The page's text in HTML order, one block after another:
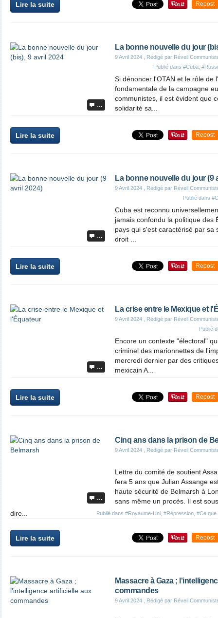
Lire la suite Repost
…
La bonne nouvelle du jour
9 Avril 2024 , Rédigé par Réveil
Publié dans #Cuba
Si dénoncer l'OTAN et le rôle de
fondamentale de la campagne
communistes, il est évident que
solidarité sa...
Lire la suite Repost
…
La bonne nouvelle du jour (9
9 Avril 2024 , Rédigé par Réveil
Publié dans
Cuba est reconnu
jamais confondu la politique des
pays qui s'est caractérisé par sa
droit ...
Lire la suite Repost
…
La crise entre le Mexique et
9 Avril 2024 , Rédigé par Réveil
Publié
Encore un contexte "électoral"
criminel des marionnettes de
mercredi dernier par des
mexicain A...
Lire la suite Repost
…
Cinq ans dans la prison de
9 Avril 2024 , Rédigé par Réveil
Publié dans #Royaume-Uni #Répression #Ce que
Lettre du comité de soutient
fera 5 ans que Julian Assange
haute sécurité de Belmarsh à
sans même un procès. Il est
dire...
Lire la suite Repost
Massacre à Gaza ;
commandes
9 Avril 2024 , Rédigé par Réveil